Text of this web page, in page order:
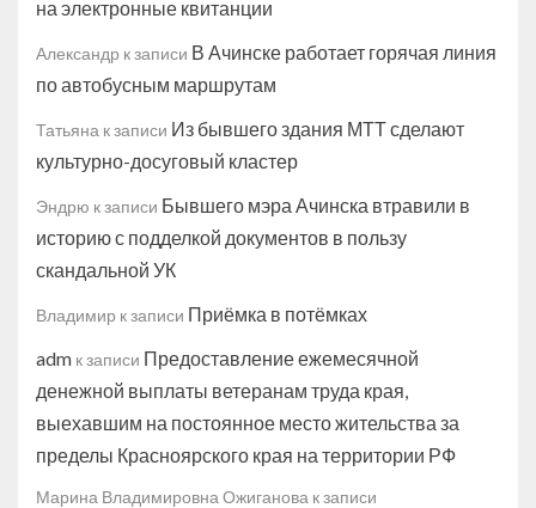
на электронные квитанции
Александр к записи В Ачинске работает горячая линия
по автобусным маршрутам
Татьяна к записи Из бывшего здания МТТ сделают
культурно-досуговый кластер
Эндрю к записи Бывшего мэра Ачинска втравили в
историю с подделкой документов в пользу
скандальной УК
Владимир к записи Приёмка в потёмках
adm к записи Предоставление ежемесячной
денежной выплаты ветеранам труда края,
выехавшим на постоянное место жительства за
пределы Красноярского края на территории РФ
Марина Владимировна Ожиганова к записи